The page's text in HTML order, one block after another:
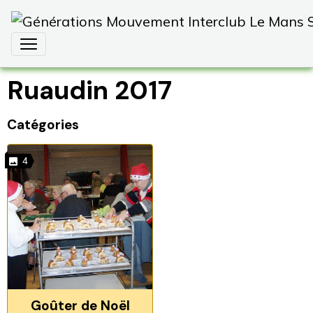
Ruaudin 2017
Catégories
4
Goûter de Noël